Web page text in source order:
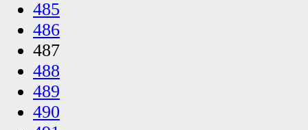
485
486
487
488
489
490